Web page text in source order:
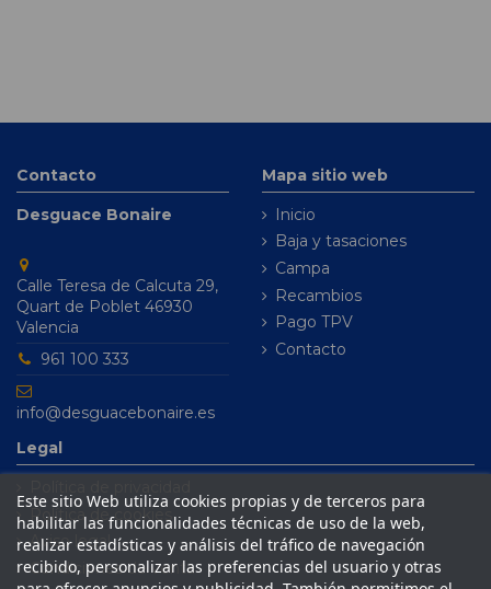
Contacto
Desguace Bonaire
Calle Teresa de Calcuta 29,
Quart de Poblet 46930
Valencia
961 100 333
info@desguacebonaire.es
Mapa sitio web
Inicio
Baja y tasaciones
Campa
Recambios
Pago TPV
Contacto
Legal
Política de cookies
Aviso legal
Condiciones de venta
Este sitio Web utiliza cookies propias y de terceros para
habilitar las funcionalidades técnicas de uso de la web,
realizar estadísticas y análisis del tráfico de navegación
recibido, personalizar las preferencias del usuario y otras